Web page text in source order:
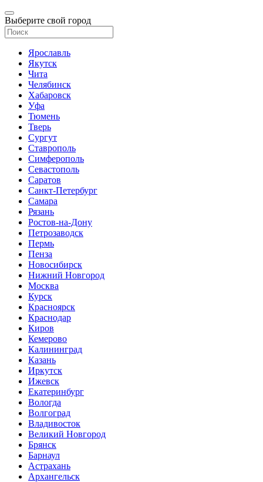
Выберите свой город
Ярославль
Якутск
Чита
Челябинск
Хабаровск
Уфа
Тюмень
Тверь
Сургут
Ставрополь
Симферополь
Севастополь
Саратов
Санкт-Петербург
Самара
Рязань
Ростов-на-Дону
Петрозаводск
Пермь
Пенза
Новосибирск
Нижний Новгород
Москва
Курск
Красноярск
Краснодар
Киров
Кемерово
Калининград
Казань
Иркутск
Ижевск
Екатеринбург
Вологда
Волгоград
Владивосток
Великий Новгород
Брянск
Барнаул
Астрахань
Архангельск